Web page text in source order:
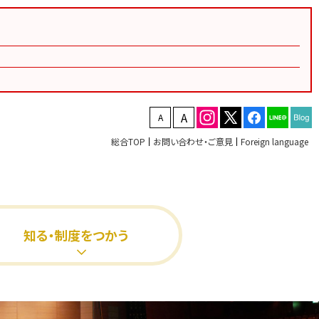
文字を縮小する
文字を拡大する
総合TOP お問い合わせ・ご意見 Foreign language
知る・制度をつかう